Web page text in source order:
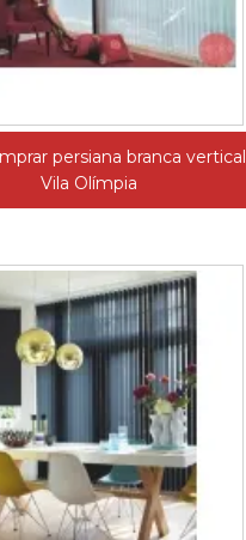
persiana branca vertical
Vila Olímpia